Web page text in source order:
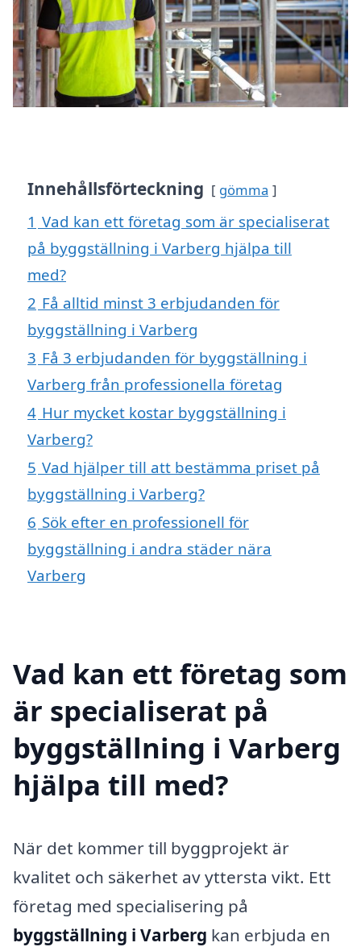
Innehållsförteckning gömma
1 Vad kan ett företag som är specialiserat
på byggställning i Varberg hjälpa till
med?
2 Få alltid minst 3 erbjudanden för
byggställning i Varberg
3 Få 3 erbjudanden för byggställning i
Varberg från professionella företag
4 Hur mycket kostar byggställning i
Varberg?
5 Vad hjälper till att bestämma priset på
byggställning i Varberg?
6 Sök efter en professionell för
byggställning i andra städer nära
Varberg
Vad kan ett företag som
är specialiserat på
byggställning i Varberg
hjälpa till med?
När det kommer till byggprojekt är
kvalitet och säkerhet av yttersta vikt. Ett
företag med specialisering på
byggställning i Varberg kan erbjuda en